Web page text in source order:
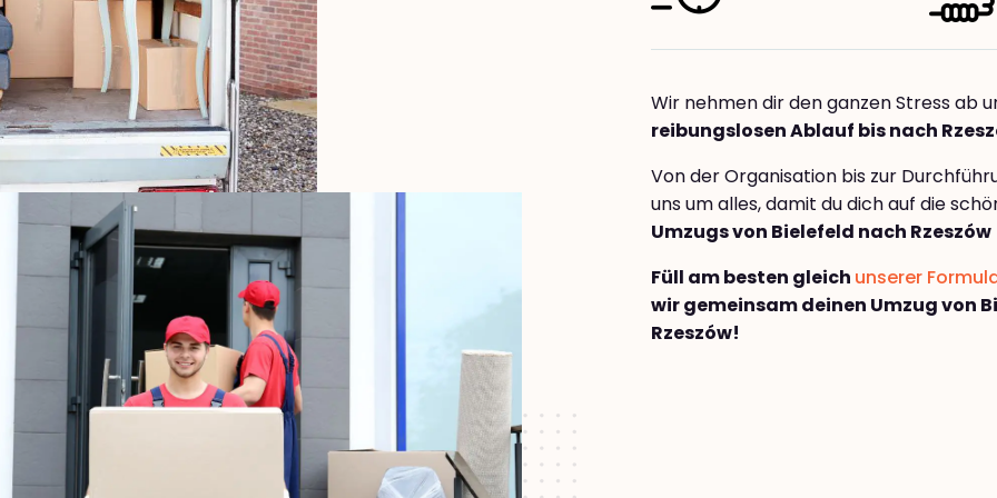
Wir nehmen dir den ganzen Stress ab
reibungslosen Ablauf bis nach
Von der Organisation bis zur
uns um alles, damit du dich auf die
Umzugs von Bielefeld nach Rzeszów
Füll am besten gleich unserer
wir gemeinsam deinen Umzug von
Rzeszów!